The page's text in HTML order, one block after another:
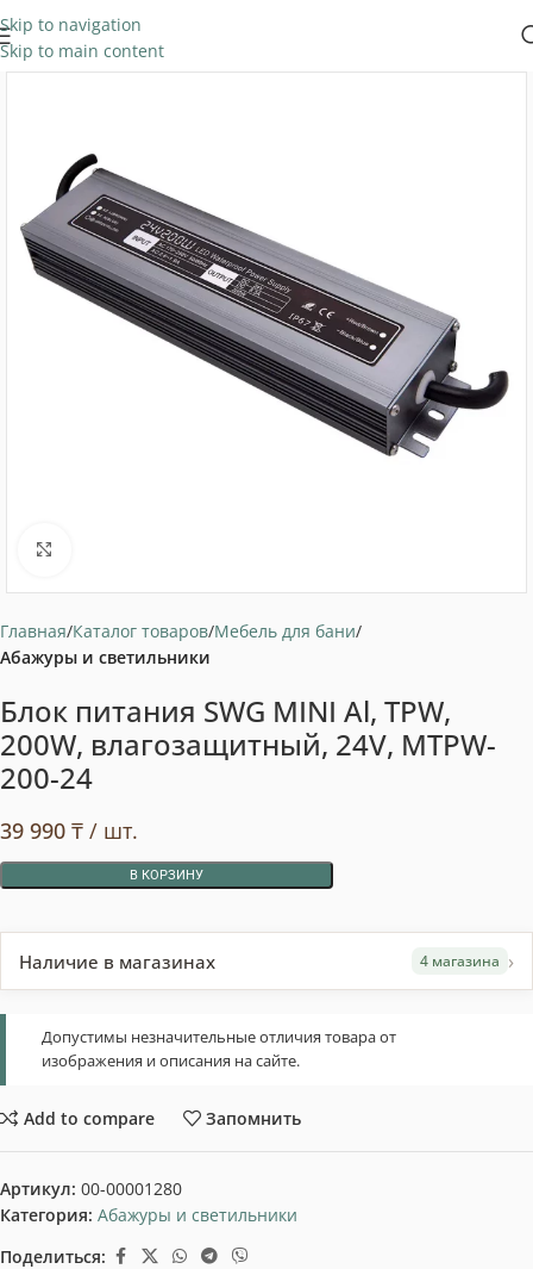
Skip to navigation
Skip to main content
Главная Каталог товаров Мебель для бани
Абажуры и светильники
Блок питания SWG MINI Al, TPW,
200W, влагозащитный, 24V, MTPW-
200-24
39 990 ₸ / шт.
В КОРЗИНУ
Наличие в магазинах 4 магазина ›
Допустимы незначительные отличия товара от
изображения и описания на сайте.
Add to compare Запомнить
Артикул: 00-00001280
Категория: Абажуры и светильники
Поделиться: